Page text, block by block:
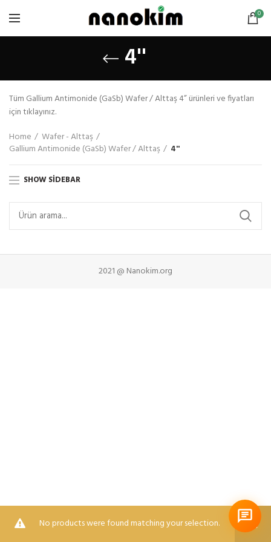
0
4''
Tüm Gallium Antimonide (GaSb) Wafer / Alttaş 4” ürünleri ve fiyatları
için tıklayınız.
Home
Wafer - Alttaş
Gallium Antimonide (GaSb) Wafer / Alttaş
4''
SHOW SIDEBAR
No products were found matching your selection.
2021 @ Nanokim.org